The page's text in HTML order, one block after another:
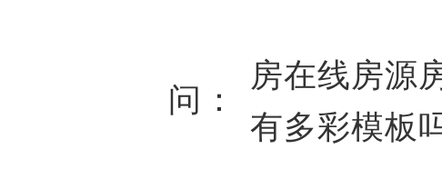
问：
房在线房源
有多彩模板